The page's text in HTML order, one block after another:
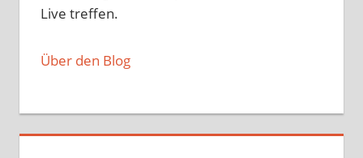
Live treffen.
Über den Blog